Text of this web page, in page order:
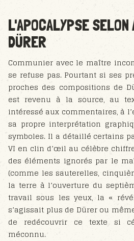
L'APOCALYPSE SELON
DÜRER
Communier avec le maître
se refuse pas. Pourtant si ses
proches des compositions de
est revenu à la source, au
intéressé aux commentaires, à
sa propre interprétation
symboles. Il a détaillé certains
VI en clin d’œil au célèbre
des éléments ignorés par le
(comme les sauterelles,
la terre à l’ouverture du
travail sous les yeux, la «
s’agissait plus de Dürer ou
de redécouvrir ce texte si
méconnu.